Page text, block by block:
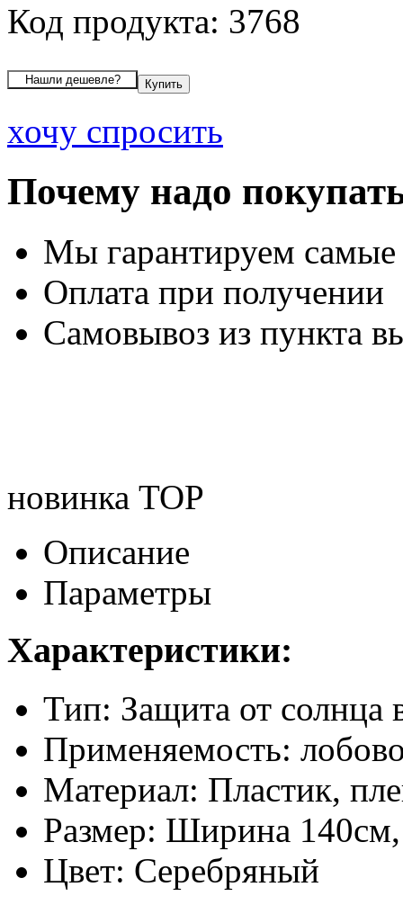
Код продукта: 3768
хочу спросить
Почему надо
Мы гарантируем
Оплата при получении
Самовывоз из пункта
новинка TOP
Описание
Параметры
Характеристики:
Тип: Защита от солнца
Применяемость:
Материал: Пластик,
Размер: Ширина
Цвет: Серебряный